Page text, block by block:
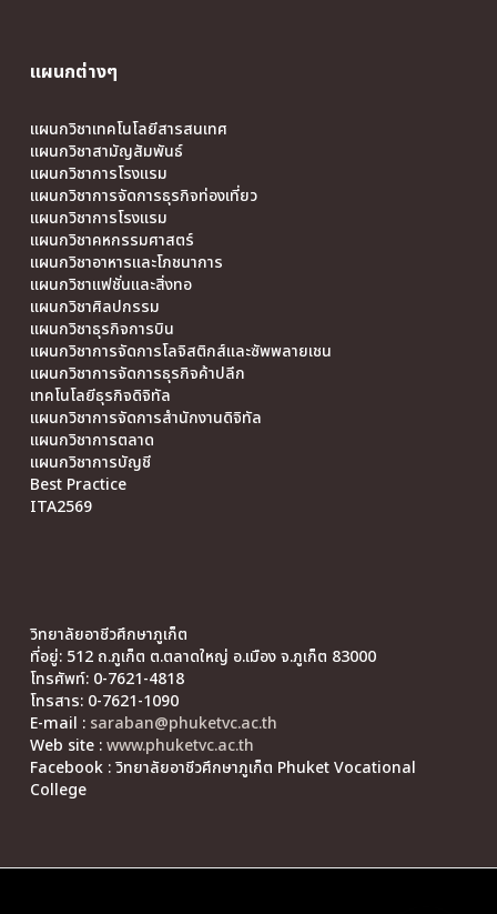
แผนกต่างๆ
แผนกวิชาเทคโนโลยีสารสนเทศ
แผนกวิชาสามัญสัมพันธ์
แผนกวิชาการโรงแรม
แผนกวิชาการจัดการธุรกิจท่องเที่ยว
แผนกวิชาการโรงแรม
แผนกวิชาคหกรรมศาสตร์
แผนกวิชาอาหารและโภชนาการ
แผนกวิชาแฟชั่นและสิ่งทอ
แผนกวิชาศิลปกรรม
แผนกวิชาธุรกิจการบิน
แผนกวิชาการจัดการโลจิสติกส์และซัพพลายเชน
แผนกวิชาการจัดการธุรกิจค้าปลีก
เทคโนโลยีธุรกิจดิจิทัล
แผนกวิชาการจัดการสำนักงานดิจิทัล
แผนกวิชาการตลาด
แผนกวิชาการบัญชี
Best Practice
ITA2569
วิทยาลัยอาชีวศึกษาภูเก็ต
ที่อยู่: 512 ถ.ภูเก็ต ต.ตลาดใหญ่ อ.เมือง จ.ภูเก็ต 83000
โทรศัพท์: 0-7621-4818
โทรสาร: 0-7621-1090
E-mail : saraban@phuketvc.ac.th
Web site :www.phuketvc.ac.th
Facebook : วิทยาลัยอาชีวศึกษาภูเก็ต Phuket Vocational
College